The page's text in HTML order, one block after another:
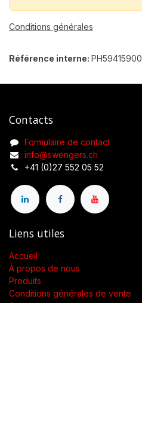
Conditions générales
Référence interne: PH59415900
Contacts
Formulaire de contact
info@swengers.ch
+41 (0)27 552 05 52
Liens utiles
Accueil
À propos de nous
Produits
Conditions générales de vente
Contactez-nous